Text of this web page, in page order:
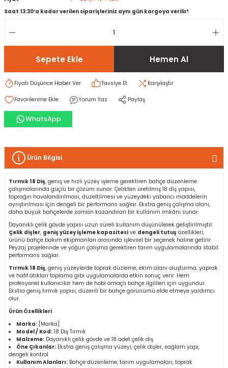
HARÇLARI
Saat 13:30’a kadar verilen siparişleriniz aynı gün kargoya verilir!
Sepete Ekle Hemen Al
Fiyatı Düşünce Haber Ver Tavsiye Et Karşılaştır
Yorum Yaz Paylaş
WhatsApp
Ürün Bilgisi
Tırmık 18 Diş, geniş ve hızlı yüzey işleme gerektiren bahçe düzenleme
çalışmalarında güçlü bir çözüm sunar. Çelikten üretilmiş 18 diş yapısı,
toprağın havalandırılması, düzeltilmesi ve yüzeydeki yabancı maddelerin
ayrıştırılması için dengeli bir performans sağlar. Ekstra geniş çalışma alanı,
daha büyük bahçelerde zaman kazandıran bir kullanım imkânı sunar.
Dayanıklı çelik gövde yapısı uzun süreli kullanım düşünülerek geliştirilmiştir.
Çelik dişler, geniş yüzey işleme kapasitesi ve dengeli tutuş özellikleri,
ürünü bahçe bakım ekipmanları arasında işlevsel bir seçenek haline getirir.
Peyzaj projelerinde ve yoğun çalışma gerektiren tarım uygulamalarında stabil
performans sağlar.
Tırmık 18 Diş, geniş yüzeylerde toprak düzleme, ekim alanı oluşturma, yaprak
ve hafif atıkları toplama gibi uygulamalarda etkin sonuç verir. Hem
profesyonel kullanıcılar hem de hobi amaçlı bahçe ilgilileri için uygundur.
Ekstra geniş tırmık yapısı, düzenli bir bahçe görünümü elde etmeye yardımcı
olur.
Ürün Özellikleri
Marka: [Marka]
Model / Kod: 18 Diş Tırmık
Malzeme: Dayanıklı çelik gövde ve 18 adet çelik diş
Öne Çıkanlar: Ekstra geniş çalışma yüzeyi, çelik dişler, sağlam yapı,
dengeli kontrol
Kullanım Alanları: Bahçe düzenleme, tarım uygulamaları, toprak